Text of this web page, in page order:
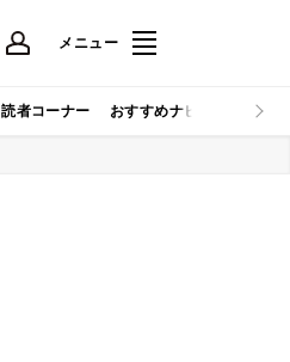
メニュー
読者コーナー おすすめナビ マイナビ